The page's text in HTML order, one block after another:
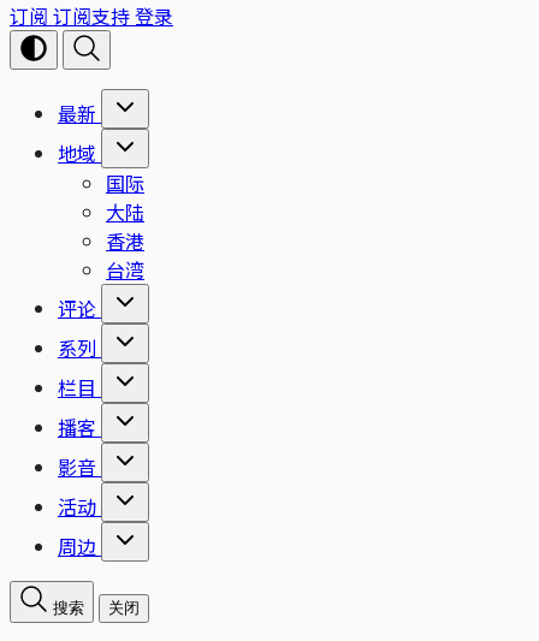
订阅 订阅支持登录
最新
地域
国际
大陆
香港
台湾
评论
系列
栏目
播客
影音
活动
周边
搜索 关闭